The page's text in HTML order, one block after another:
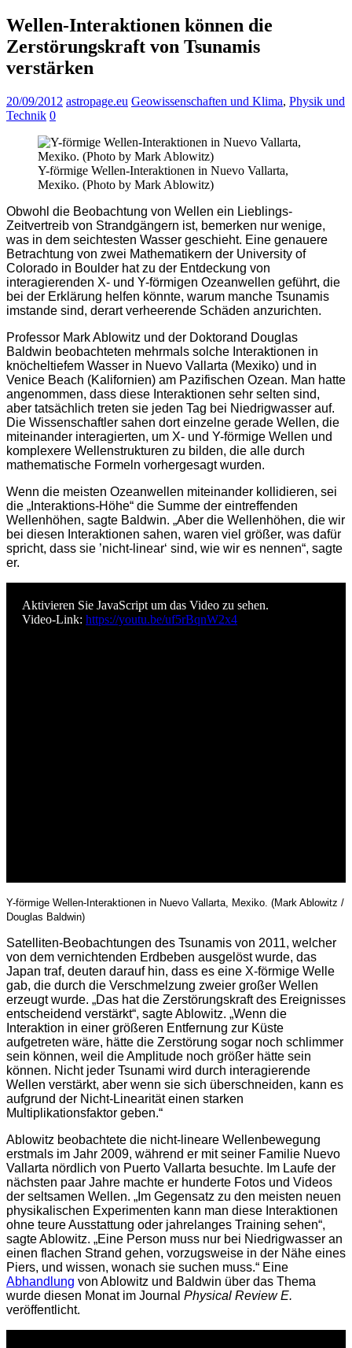
Wellen-Interaktionen können die
Zerstörungskraft von Tsunamis
verstärken
20/09/2012 astropage.eu Geowissenschaften und Klima, Physik und
Technik 0
Y-förmige Wellen-Interaktionen in Nuevo Vallarta,
Mexiko. (Photo by Mark Ablowitz)
Obwohl die Beobachtung von Wellen ein Lieblings-
Zeitvertreib von Strandgängern ist, bemerken nur wenige,
was in dem seichtesten Wasser geschieht. Eine genauere
Betrachtung von zwei Mathematikern der University of
Colorado in Boulder hat zu der Entdeckung von
interagierenden X- und Y-förmigen Ozeanwellen geführt, die
bei der Erklärung helfen könnte, warum manche Tsunamis
imstande sind, derart verheerende Schäden anzurichten.
Professor Mark Ablowitz und der Doktorand Douglas
Baldwin beobachteten mehrmals solche Interaktionen in
knöcheltiefem Wasser in Nuevo Vallarta (Mexiko) und in
Venice Beach (Kalifornien) am Pazifischen Ozean. Man hatte
angenommen, dass diese Interaktionen sehr selten sind,
aber tatsächlich treten sie jeden Tag bei Niedrigwasser auf.
Die Wissenschaftler sahen dort einzelne gerade Wellen, die
miteinander interagierten, um X- und Y-förmige Wellen und
komplexere Wellenstrukturen zu bilden, die alle durch
mathematische Formeln vorhergesagt wurden.
Wenn die meisten Ozeanwellen miteinander kollidieren, sei
die „Interaktions-Höhe“ die Summe der eintreffenden
Wellenhöhen, sagte Baldwin. „Aber die Wellenhöhen, die wir
bei diesen Interaktionen sahen, waren viel größer, was dafür
spricht, dass sie ’nicht-linear‘ sind, wie wir es nennen“, sagte
er.
Aktivieren Sie JavaScript um das Video zu sehen.
Video-Link: https://youtu.be/uf5rBqnW2x4
Y-förmige Wellen-Interaktionen in Nuevo Vallarta, Mexiko. (Mark Ablowitz /
Douglas Baldwin)
Satelliten-Beobachtungen des Tsunamis von 2011, welcher
von dem vernichtenden Erdbeben ausgelöst wurde, das
Japan traf, deuten darauf hin, dass es eine X-förmige Welle
gab, die durch die Verschmelzung zweier großer Wellen
erzeugt wurde. „Das hat die Zerstörungskraft des Ereignisses
entscheidend verstärkt“, sagte Ablowitz. „Wenn die
Interaktion in einer größeren Entfernung zur Küste
aufgetreten wäre, hätte die Zerstörung sogar noch schlimmer
sein können, weil die Amplitude noch größer hätte sein
können. Nicht jeder Tsunami wird durch interagierende
Wellen verstärkt, aber wenn sie sich überschneiden, kann es
aufgrund der Nicht-Linearität einen starken
Multiplikationsfaktor geben.“
Ablowitz beobachtete die nicht-lineare Wellenbewegung
erstmals im Jahr 2009, während er mit seiner Familie Nuevo
Vallarta nördlich von Puerto Vallarta besuchte. Im Laufe der
nächsten paar Jahre machte er hunderte Fotos und Videos
der seltsamen Wellen. „Im Gegensatz zu den meisten neuen
physikalischen Experimenten kann man diese Interaktionen
ohne teure Ausstattung oder jahrelanges Training sehen“,
sagte Ablowitz. „Eine Person muss nur bei Niedrigwasser an
einen flachen Strand gehen, vorzugsweise in der Nähe eines
Piers, und wissen, wonach sie suchen muss.“ Eine
Abhandlung von Ablowitz und Baldwin über das Thema
wurde diesen Monat im Journal Physical Review E.
veröffentlicht.